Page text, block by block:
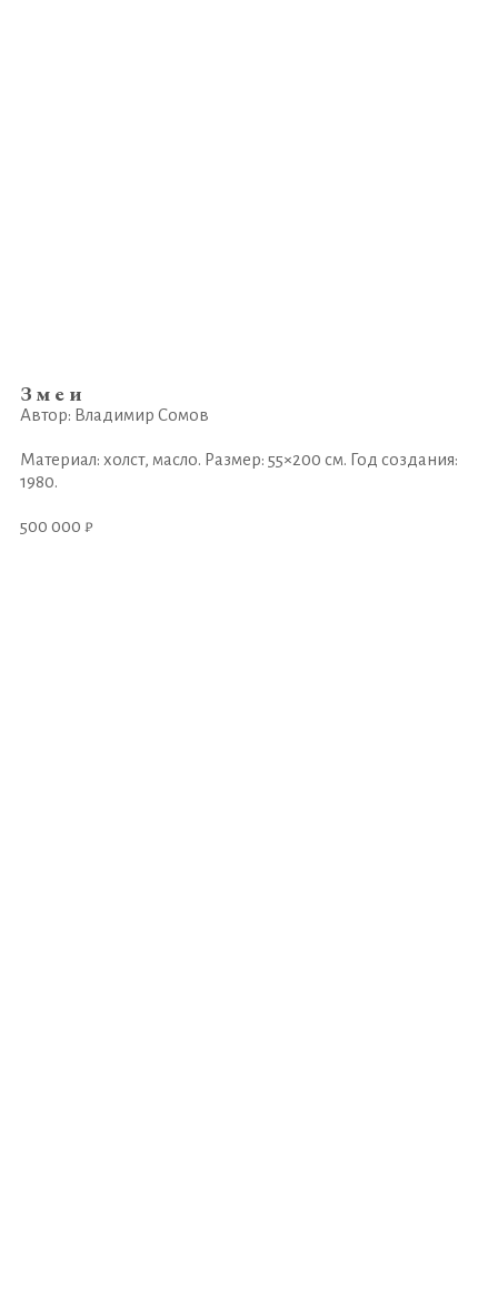
Змеи
Автор: Владимир Сомов
Материал: холст, масло. Размер: 55×200 см. Год создания:
1980.
500 000 ₽